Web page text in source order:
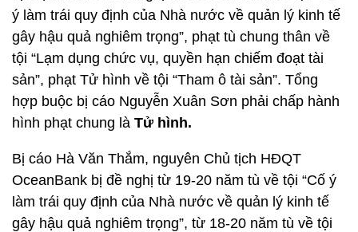
ý làm trái quy định của Nhà nước về quản lý kinh tế
gây hậu quả nghiêm trọng”, phạt tù chung thân về
tội “Lạm dụng chức vụ, quyền hạn chiếm đoạt tài
sản”, phạt Tử hình về tội “Tham ô tài sản”. Tổng
hợp buộc bị cáo Nguyễn Xuân Sơn phải chấp hành
hình phạt chung là Tử hình.
Bị cáo Hà Văn Thắm, nguyên Chủ tịch HĐQT
OceanBank bị đề nghị từ 19-20 năm tù về tội “Cố ý
làm trái quy định của Nhà nước về quản lý kinh tế
gây hậu quả nghiêm trọng”, từ 18-20 năm tù về tội